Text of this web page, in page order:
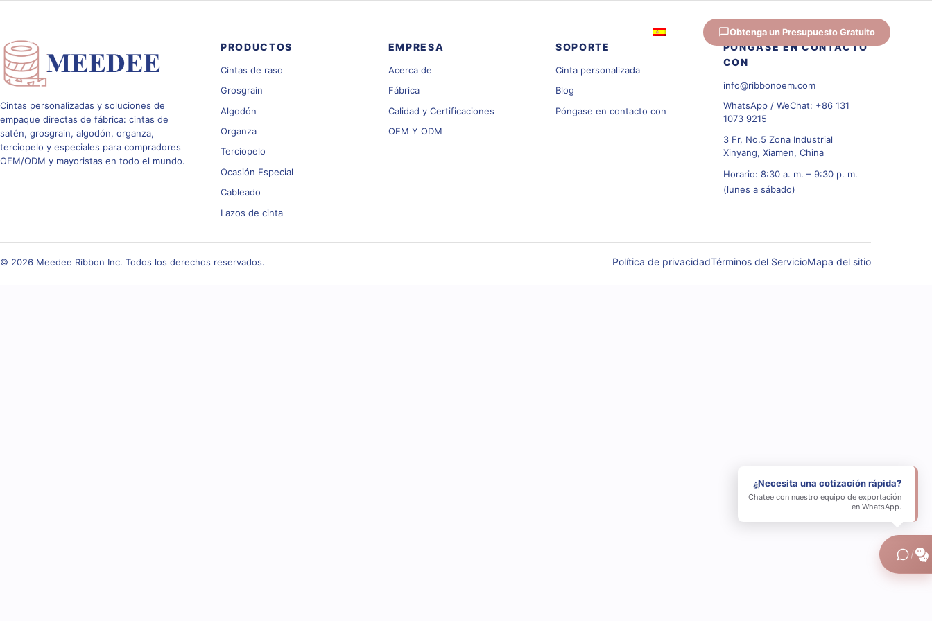
Obtenga un Presupuesto Gratuito
Cintas personalizadas y soluciones de
empaque directas de fábrica: cintas de
satén, grosgrain, algodón, organza,
terciopelo y especiales para compradores
OEM/ODM y mayoristas en todo el mundo.
PRODUCTOS
Cintas de raso
Grosgrain
Algodón
Organza
Terciopelo
Ocasión Especial
Cableado
Lazos de cinta
EMPRESA
Acerca de
Fábrica
Calidad y Certificaciones
OEM Y ODM
SOPORTE
Cinta personalizada
Blog
Póngase en contacto con
PÓNGASE EN CONTACTO
CON
info@ribbonoem.com
WhatsApp / WeChat: +86 131
1073 9215
3 Fr, No.5 Zona Industrial
Xinyang, Xiamen, China
Horario: 8:30 a. m. – 9:30 p. m.
(lunes a sábado)
© 2026 Meedee Ribbon Inc. Todos los derechos reservados. Política de privacidadTérminos del ServicioMapa del sitio
¿Necesita una cotización rápida?
Chatee con nuestro equipo de exportación
en WhatsApp.
×
/